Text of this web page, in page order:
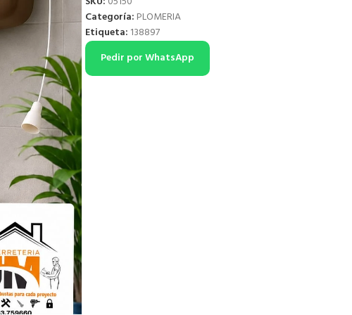
Categoría: PLOMERIA
Etiqueta: 138897
Pedir por WhatsApp